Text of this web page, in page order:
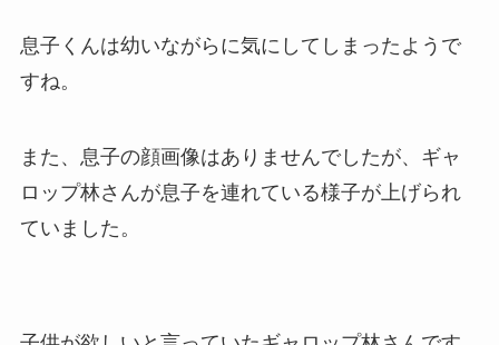
息子くんは幼いながらに気にしてしまったようで
すね。
また、息子の顔画像はありませんでしたが、ギャ
ロップ林さんが息子を連れている様子が上げられ
ていました。